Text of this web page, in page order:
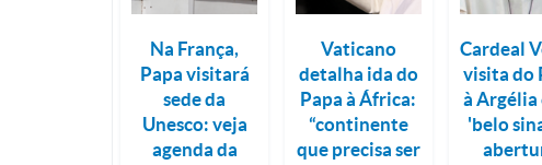
Na França,
Papa visitará
sede da
Unesco: veja
agenda da
Vaticano
detalha ida do
Papa à África:
“continente
que precisa ser
Cardeal
visita do
à Argélia
'belo